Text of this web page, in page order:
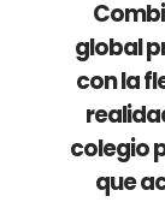
global
con la
colegio
que